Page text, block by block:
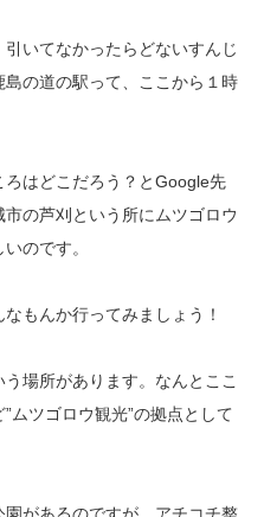
いてなかったらどないすんじ
の道の駅って、ここから１時
はどこだろう？とGoogle先
の芦刈という所にムツゴロウ
のです。
もんか行ってみましょう！
場所があります。なんとここ
ムツゴロウ観光”の拠点として